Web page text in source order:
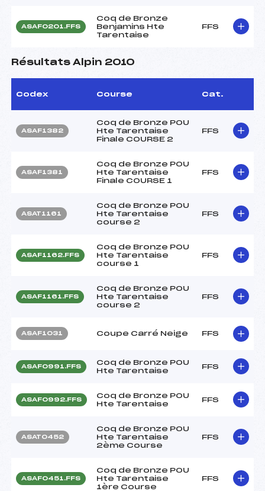
ASAF0201.FFS
Coq de Bronze
Benjamins Hte
Tarentaise
FFS
Résultats Alpin 2010
Codex Course Cat.
ASAF1382
Coq de Bronze POU
Hte Tarentaise
Finale COURSE 2
FFS
ASAF1381
Coq de Bronze POU
Hte Tarentaise
Finale COURSE 1
FFS
ASAT1161
Coq de Bronze POU
Hte Tarentaise
course 2
FFS
ASAF1162.FFS
Coq de Bronze POU
Hte Tarentaise
course 1
FFS
ASAF1161.FFS
Coq de Bronze POU
Hte Tarentaise
course 2
FFS
ASAF1031 Coupe Carré Neige FFS
ASAF0991.FFS
Coq de Bronze POU
Hte Tarentaise
FFS
ASAF0992.FFS
Coq de Bronze POU
Hte Tarentaise
FFS
ASAT0452
Coq de Bronze POU
Hte Tarentaise
2ème Course
FFS
ASAF0451.FFS
Coq de Bronze POU
Hte Tarentaise
1ère Course
FFS